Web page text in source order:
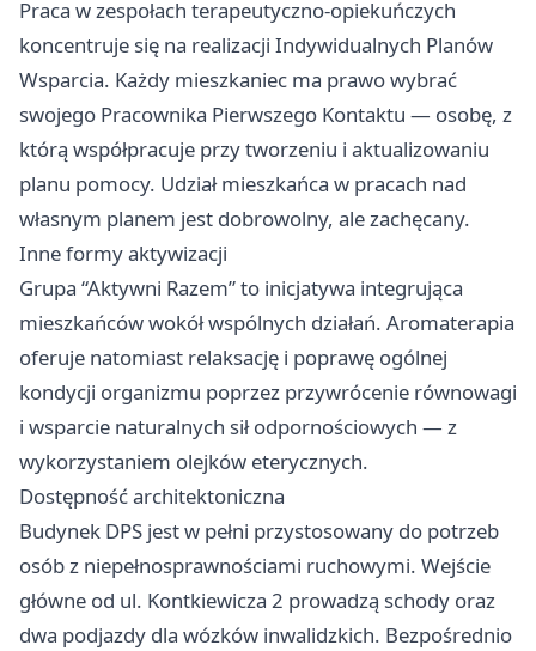
Praca w zespołach terapeutyczno-opiekuńczych
koncentruje się na realizacji Indywidualnych Planów
Wsparcia. Każdy mieszkaniec ma prawo wybrać
swojego Pracownika Pierwszego Kontaktu — osobę, z
którą współpracuje przy tworzeniu i aktualizowaniu
planu pomocy. Udział mieszkańca w pracach nad
własnym planem jest dobrowolny, ale zachęcany.
Inne formy aktywizacji
Grupa “Aktywni Razem” to inicjatywa integrująca
mieszkańców wokół wspólnych działań. Aromaterapia
oferuje natomiast relaksację i poprawę ogólnej
kondycji organizmu poprzez przywrócenie równowagi
i wsparcie naturalnych sił odpornościowych — z
wykorzystaniem olejków eterycznych.
Dostępność architektoniczna
Budynek DPS jest w pełni przystosowany do potrzeb
osób z niepełnosprawnościami ruchowymi. Wejście
główne od ul. Kontkiewicza 2 prowadzą schody oraz
dwa podjazdy dla wózków inwalidzkich. Bezpośrednio